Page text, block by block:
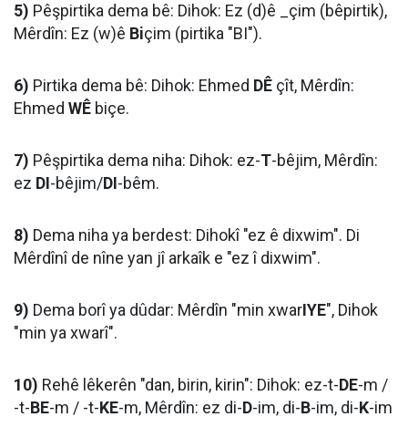
5) Pêşpirtika dema bê: Dihok: Ez (d)ê _çim (bêpirtik),
Mêrdîn: Ez (w)ê Biçim (pirtika "BI").
6) Pirtika dema bê: Dihok: Ehmed DÊ çît, Mêrdîn:
Ehmed WÊ biçe.
7) Pêşpirtika dema niha: Dihok: ez-T-bêjim, Mêrdîn:
ez DI-bêjim/DI-bêm.
8) Dema niha ya berdest: Dihokî "ez ê dixwim". Di
Mêrdînî de nîne yan jî arkaîk e "ez î dixwim".
9) Dema borî ya dûdar: Mêrdîn "min xwarIYE", Dihok
"min ya xwarî".
10) Rehê lêkerên "dan, birin, kirin": Dihok: ez-t-DE-m /
-t-BE-m / -t-KE-m, Mêrdîn: ez di-D-im, di-B-im, di-K-im